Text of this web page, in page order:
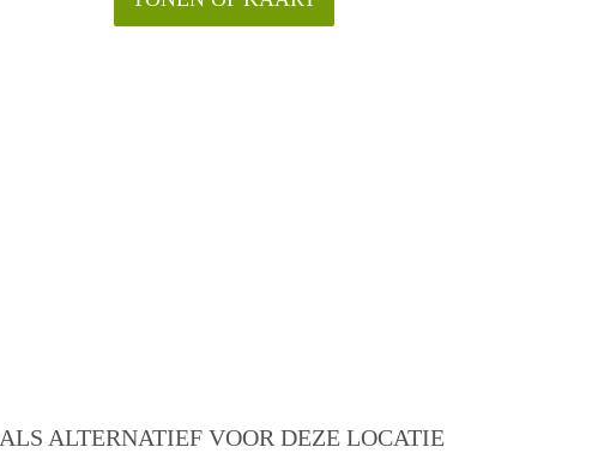
ALS ALTERNATIEF VOOR DEZE LOCATIE